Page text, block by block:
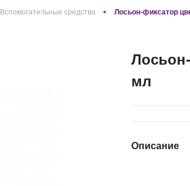
Вспомогательные средства Лосьон-фиксатор
мл
Описание